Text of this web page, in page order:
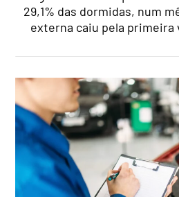
29,1% das dormidas, num
externa caiu pela primeira